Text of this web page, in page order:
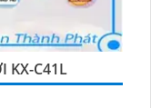
KX-C41L